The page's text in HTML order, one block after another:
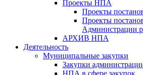
Проекты НПА
Проекты
Проекты
Администрации
АРХИВ НПА
Деятельность
Муниципальные закупки
Закупки
НПА в сфере закупок